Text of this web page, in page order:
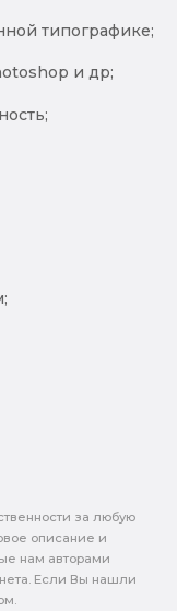
типографике;
и др;
за любую
описание и
нам авторами
Если Вы нашли